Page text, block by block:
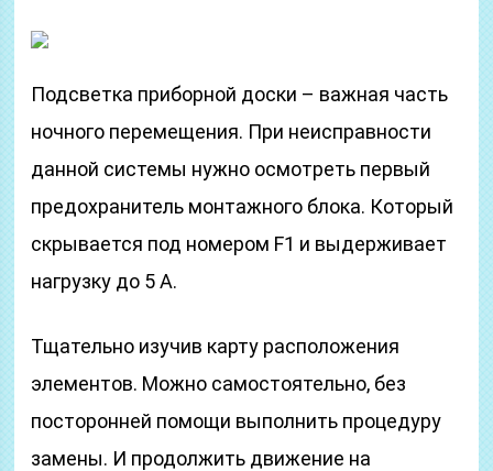
Подсветка приборной доски – важная часть
ночного перемещения. При неисправности
данной системы нужно осмотреть первый
предохранитель монтажного блока. Который
скрывается под номером F1 и выдерживает
нагрузку до 5 А.
Тщательно изучив карту расположения
элементов. Можно самостоятельно, без
посторонней помощи выполнить процедуру
замены. И продолжить движение на